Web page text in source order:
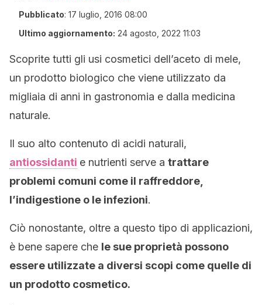
Pubblicato: 17 luglio, 2016 08:00
Ultimo aggiornamento: 24 agosto, 2022 11:03
Scoprite tutti gli usi cosmetici dell’aceto di mele,
un prodotto biologico che viene utilizzato da
migliaia di anni in gastronomia e dalla medicina
naturale.
Il suo alto contenuto di acidi naturali,
antiossidanti e nutrienti serve a trattare
problemi comuni come il raffreddore,
l’indigestione o le infezioni.
Ciò nonostante, oltre a questo tipo di applicazioni,
è bene sapere che le sue proprietà possono
essere utilizzate a diversi scopi come quelle di
un prodotto cosmetico.